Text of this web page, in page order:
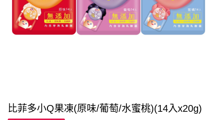
比菲多小Q果凍(原味/葡萄/水蜜桃)(14入x20g)